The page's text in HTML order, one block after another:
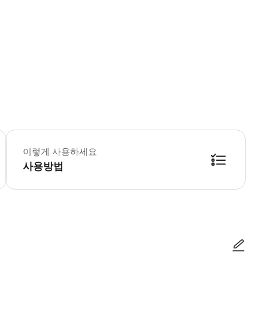
* 미팅 시간 및 장소를 사전에 확인하여 미팅 시간을 잘 지켜 주세요. *
이렇게 사용하세요
사용방법